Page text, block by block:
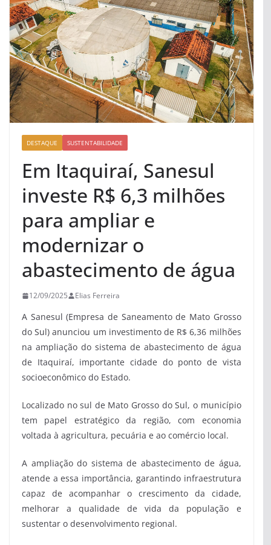
DESTAQUE SUSTENTABILIDADE
Em Itaquiraí, Sanesul
investe R$ 6,3 milhões
para ampliar e
modernizar o
abastecimento de água
12/09/2025 Elias Ferreira
A Sanesul (Empresa de Saneamento de Mato Grosso
do Sul) anunciou um investimento de R$ 6,36 milhões
na ampliação do sistema de abastecimento de água
de Itaquiraí, importante cidade do ponto de vista
socioeconômico do Estado.
Localizado no sul de Mato Grosso do Sul, o município
tem papel estratégico da região, com economia
voltada à agricultura, pecuária e ao comércio local.
A ampliação do sistema de abastecimento de água,
atende a essa importância, garantindo infraestrutura
capaz de acompanhar o crescimento da cidade,
melhorar a qualidade de vida da população e
sustentar o desenvolvimento regional.